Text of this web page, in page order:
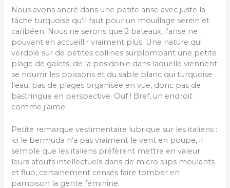
Nous avons ancré dans une petite anse avec juste la
tâche turquoise qu’il faut pour un mouillage serein et
caribéen. Nous ne serons que 2 bateaux, l’anse ne
pouvant en accueillir vraiment plus. Une nature qui
verdoie sur de petites collines surplombant une petite
plage de galets, de la posidonie dans laquelle viennent
se nourrir les poissons et du sable blanc qui turquoise
l’eau, pas de plages organisée en vue, donc pas de
bastringue en perspective. Ouf ! Bref, un endroit
comme j’aime.
Petite remarque vestimentaire lubrique sur les italiens :
ici le bermuda n’a pas vraiment le vent en poupe, il
semble que les italiens préfèrent mettre en valeur
leurs atouts intellectuels dans de micro slips moulants
et fluo, certainement censés faire tomber en
pamoison la gente féminine.